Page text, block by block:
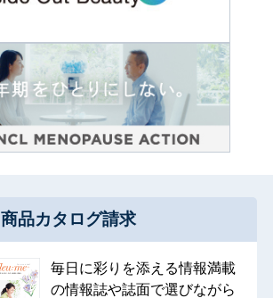
商品カタログ請求
毎日に彩りを添える情報満載
の情報誌や誌面で選びながら